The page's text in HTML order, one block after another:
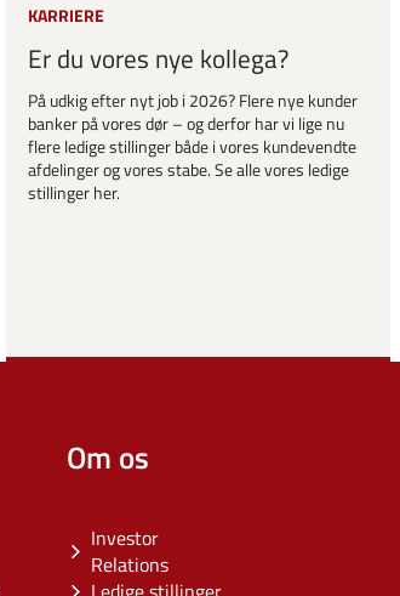
KARRIERE
Er du vores nye kollega?
På udkig efter nyt job i 2026? Flere nye kunder
banker på vores dør – og derfor har vi lige nu
flere ledige stillinger både i vores kundevendte
afdelinger og vores stabe. Se alle vores ledige
stillinger her.
Om os
Investor
Relations